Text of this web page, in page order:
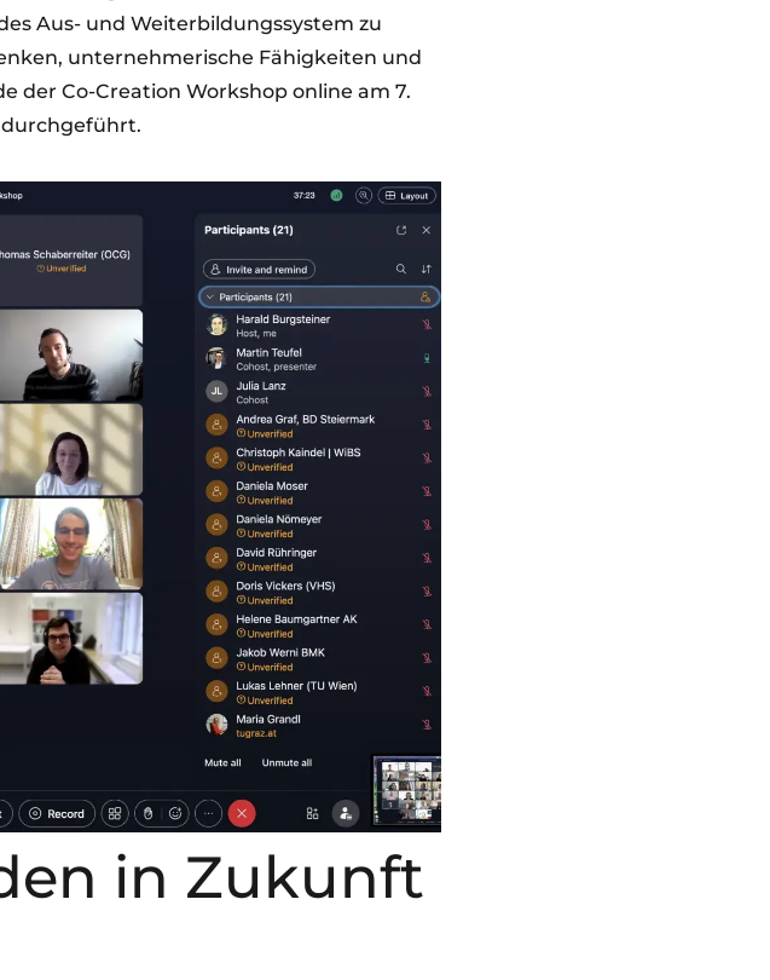
Aus- und Weiterbildungssystem zu
unternehmerische Fähigkeiten und
der Co-Creation Workshop online am 7.
durchgeführt.
in Zukunft